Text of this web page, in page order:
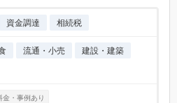
資金調達 相続税
流通・小売
建設・建築
金・事例あり